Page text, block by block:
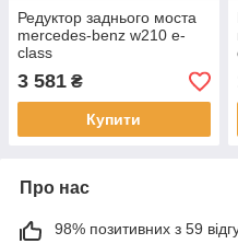
Редуктор заднього моста
mercedes-benz w210 e-
class
3 581 ₴
Купити
Про нас
98% позитивних з 59